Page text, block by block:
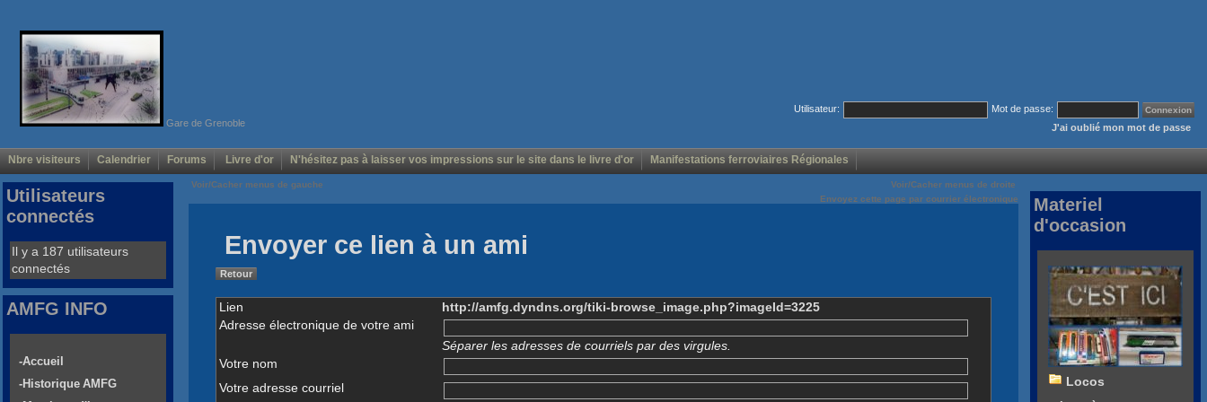
Gare de Grenoble
Utilisateur:
Mot de passe:
J'ai oublié mon mot de passe
Nbre visiteurs Calendrier Forums Livre d'or N'hésitez pas à laisser vos impressions sur le site dans le livre d'or Manifestations ferroviaires Régionales
Voir/Cacher menus de gauche
Voir/Cacher menus de droite
Envoyez cette page par courrier électronique
Envoyer ce lien à un ami
Retour
Lien
http://amfg.dyndns.org/tiki-browse_image.php?imageId=3225
Adresse électronique de votre ami
Séparer les adresses de courriels par des virgules.
Votre nom
Votre adresse courriel
Utilisateurs
connectés
Il y a 187 utilisateurs
connectés
AMFG INFO
-Accueil
-Historique AMFG
Materiel
d'occasion
Locos